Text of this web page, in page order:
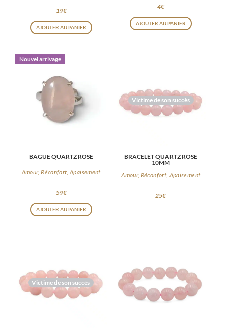
19€
AJOUTER AU PANIER
4€
AJOUTER AU PANIER
Nouvel arrivage
BAGUE QUARTZ ROSE
Amour, Réconfort, Apaisement
59€
AJOUTER AU PANIER
Victime de son succès
BRACELET QUARTZ ROSE
10MM
Amour, Réconfort, Apaisement
25€
Victime de son succès